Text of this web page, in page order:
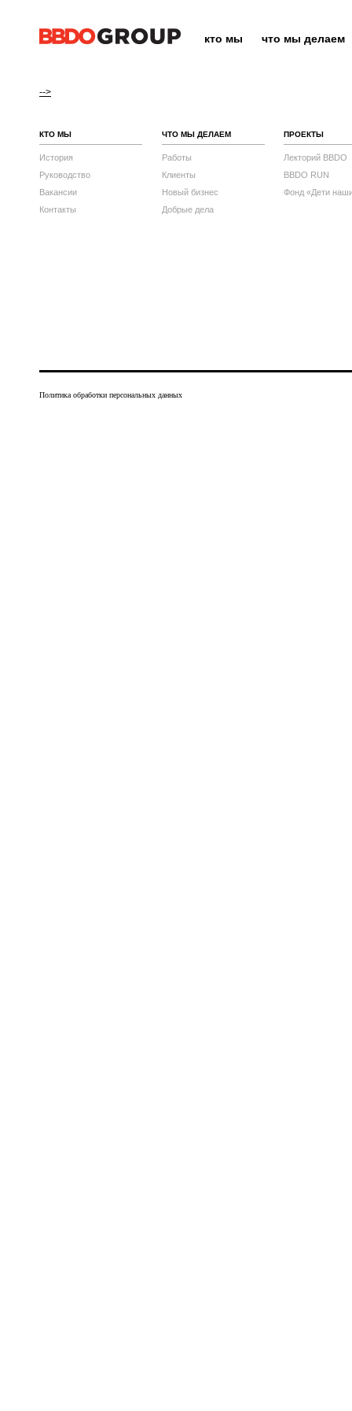
кто мы что мы делаем
-->
КТО МЫ
История
Руководство
Вакансии
Контакты
ЧТО МЫ ДЕЛАЕМ
Работы
Клиенты
Новый бизнес
Добрые дела
ПРОЕКТЫ
Лекторий BBDO
BBDO RUN
Фонд «Дети
Политика обработки персональных данных